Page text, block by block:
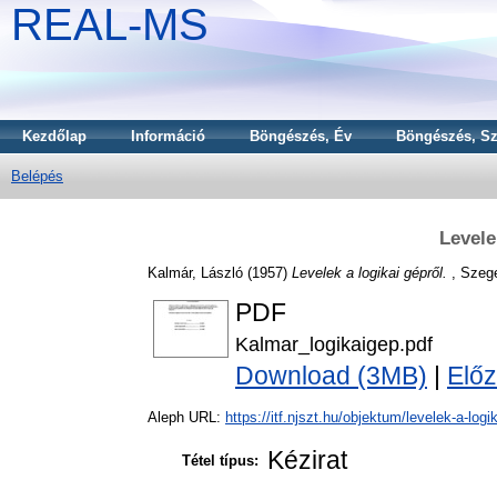
REAL-MS
Kezdőlap Információ Böngészés, Év Böngészés,
Belépés
Kalmár, László (1957) Levelek a logikai gépről. ,
PDF
Kalmar_logikaigep.pdf
Download (3MB)
Aleph URL: https://itf.njszt.hu/objektum/levelek-a-
Tétel típus: Kézirat